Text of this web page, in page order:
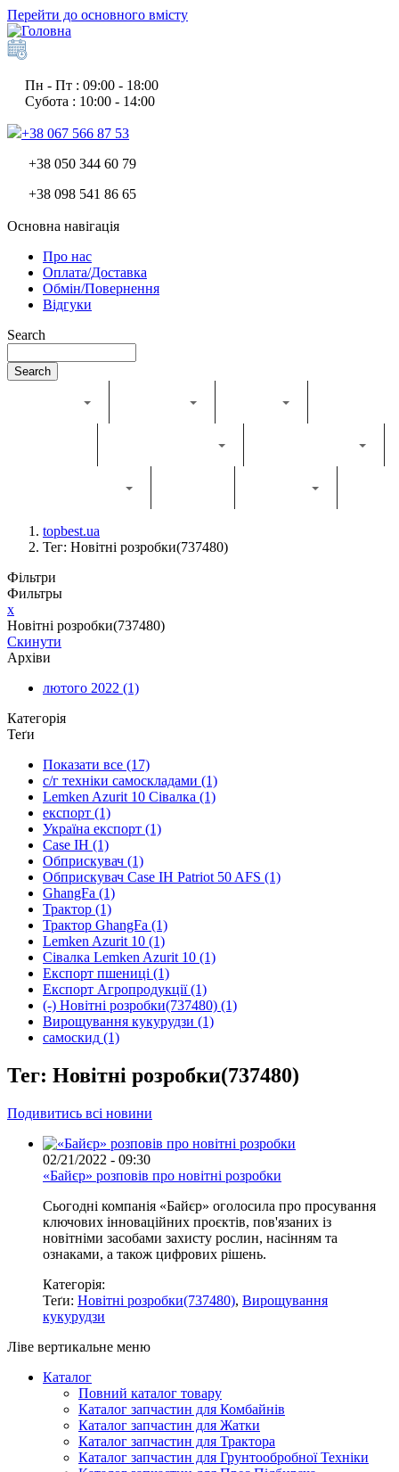
Перейти до основного вмісту
Пн - Пт : 09:00 - 18:00
Субота : 10:00 - 14:00
+38 067 566 87 53
+38 050 344 60 79
+38 098 541 86 65
Основна навігація
Про нас
Оплата/Доставка
Обмін/Повернення
Відгуки
Search
Search
topbest.ua
Тег: Новітні розробки(737480)
Фільтри
Фильтры
x
Новітні розробки(737480)
Скинути
Архіви
лютого 2022 (1)
Категорія
Теґи
Показати все (17)
с/г техніки самоскладами (1)
Lemken Azurit 10 Сівалка (1)
експорт (1)
Україна експорт (1)
Case IH (1)
Обприскувач (1)
Обприскувач Case IH Patriot 50 AFS (1)
GhangFa (1)
Трактор (1)
Трактор GhangFa (1)
Lemken Azurit 10 (1)
Сівалка Lemken Azurit 10 (1)
Експорт пшениці (1)
Експорт Агропродукції (1)
(-) Новітні розробки(737480) (1)
Вирощування кукурудзи (1)
самоскид (1)
Тег: Новітні розробки(737480)
Подивитись всі новини
02/21/2022 - 09:30
«Байєр» розповів про новітні розробки
Сьогодні компанія «Байєр» оголосила про просування
ключових інноваційних проєктів, пов'язаних із
новітніми засобами захисту рослин, насінням та
ознаками, а також цифрових рішень.
Категорія:
Теґи: Новітні розробки(737480), Вирощування
кукурудзи
Ліве вертикальне меню
Каталог
Повний каталог товару
Каталог запчастин для Комбайнів
Каталог запчастин для Жатки
Каталог запчастин для Трактора
Каталог запчастин для Грунтообробної Техніки